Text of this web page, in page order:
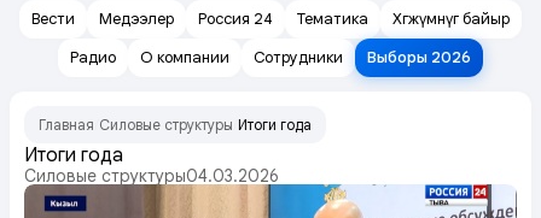
Вести Медээлер Россия 24 Тематика
Хөгжүмнүг байыр
Радио
О компании Сотрудники Выборы 2026
Главная Силовые структуры Итоги года
Итоги года
Силовые структуры04.03.2026